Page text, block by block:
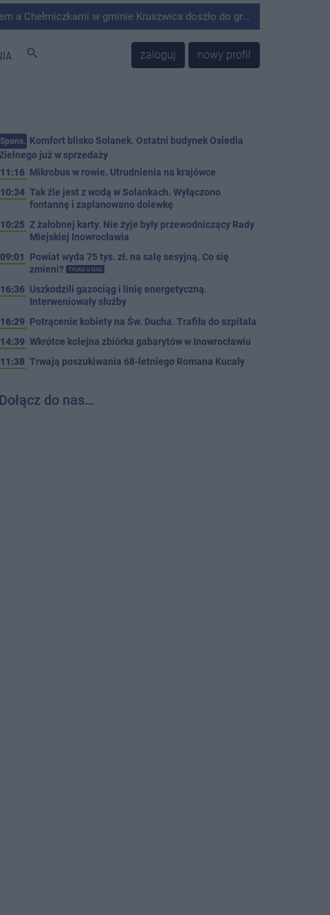
w gminie Kruszwica doszło do groźnie wyglądającego zdarzenia.
search zaloguj nowy profil
Spons. Komfort blisko Solanek. Ostatni budynek Osiedla
już w sprzedaży
11:16 Mikrobus w rowie. Utrudnienia na krajówce
10:34 Tak źle jest z wodą w Solankach. Wyłączono
fontannę i zaplanowano dolewkę
10:25 Z żałobnej karty. Nie żyje były przewodniczący Rady
Miejskiej Inowrocławia
09:01
Powiat wyda 75 tys. zł. na salę sesyjną. Co się
zmieni?
TYLKO U NAS
16:36 Uszkodzili gazociąg i linię energetyczną.
Interweniowały służby
16:29 Potrącenie kobiety na Św. Ducha. Trafiła do szpitala
14:39 Wkrótce kolejna zbiórka gabarytów w Inowrocławiu
11:38 Trwają poszukiwania 68-letniego Romana Kucały
Dołącz do nas…